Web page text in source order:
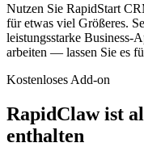
Nutzen Sie RapidStart
für etwas viel Größeres.
leistungsstarke Business-
arbeiten — lassen Sie es
Kostenloses Add-on
RapidClaw ist
enthalten